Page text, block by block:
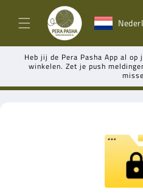
naar de
content
Heb jij de Pera Pasha App al
winkelen. Zet je push